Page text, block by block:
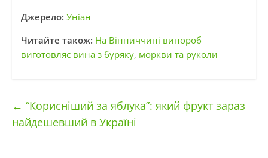
Джерело: Уніан
Читайте також: На Вінниччині винороб
виготовляє вина з буряку, моркви та руколи
← “Корисніший за яблука”: який фрукт зараз
найдешевший в Україні